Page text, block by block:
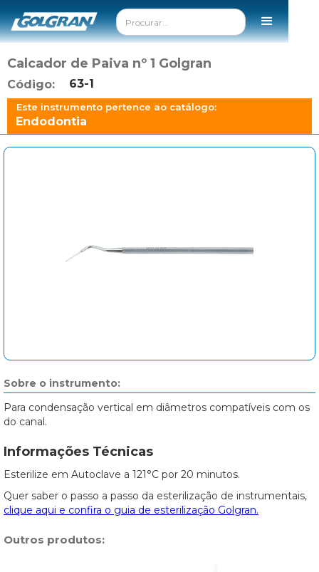
Calcador de Paiva nº 1 Golgran
Código: 63-1
Este instrumento pertence ao catálogo:
Endodontia
Sobre o instrumento:
Para condensação vertical em diâmetros compatíveis com os
do canal.
Informações Técnicas
Esterilize em Autoclave a 121°C por 20 minutos.
Quer saber o passo a passo da esterilização de instrumentais,
clique aqui e confira o guia de esterilização Golgran.
Outros produtos: